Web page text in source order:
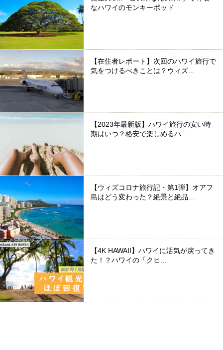
なハワイのモンキーポッド
【在住者レポート】次回のハワイ旅行で
気をつけるべきことは？ウィズ...
【2023年最新版】ハワイ旅行の安い時
期はいつ？格安で楽しめるハ...
【ウィズコロナ旅行記・第1弾】オアフ
島はどう変わった？絶景と絶品...
【4K HAWAII】ハワイに活気が戻ってき
た！？ハワイの「クヒ...